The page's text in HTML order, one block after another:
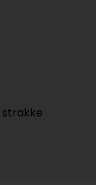
strakke